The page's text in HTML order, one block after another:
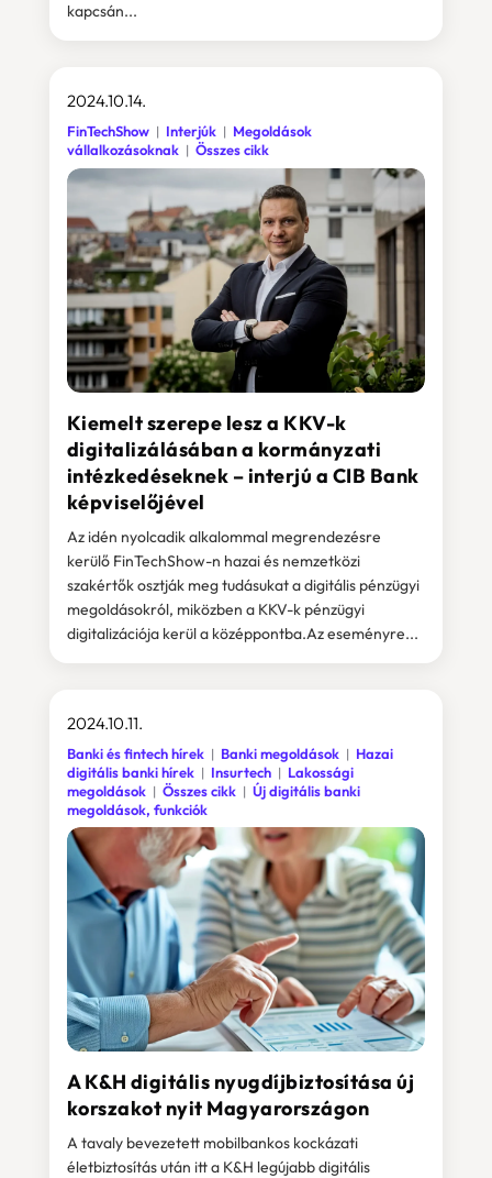
kapcsán...
Kiemelt szerepe lesz a KKV-k
digitalizálásában a kormányzati
intézkedéseknek – interjú a CIB Bank
képviselőjével
2024.10.14.
FinTechShow Interjúk
Megoldások
vállalkozásoknak
Összes cikk
Az idén nyolcadik alkalommal megrendezésre
kerülő FinTechShow-n hazai és nemzetközi
szakértők osztják meg tudásukat a digitális pénzügyi
megoldásokról, miközben a KKV-k pénzügyi
digitalizációja kerül a középpontba.Az eseményre...
A K&H digitális nyugdíjbiztosítása új
korszakot nyit Magyarországon
2024.10.11.
Banki és fintech hírek Banki megoldások
Hazai
digitális banki hírek
Insurtech
Lakossági
megoldások
Összes cikk
Új digitális banki
megoldások, funkciók
A tavaly bevezetett mobilbankos kockázati
életbiztosítás után itt a K&H legújabb digitális